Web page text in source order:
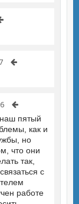
пятый
как и
но
что они
так,
с
работе